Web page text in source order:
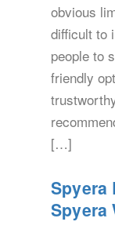
obvious
difficult to
people to
friendly
[…]
Spyera
Spyera